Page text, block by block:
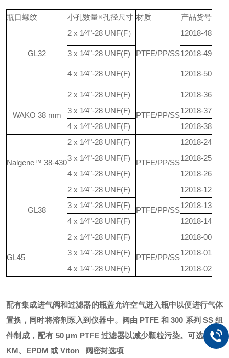
瓶口螺纹 小孔数量×孔径尺寸 材质 产品货号
GL32
2 x 1⁄4"-28 UNF(F）
PTFE/PP/SS
12018-48
3 x 1⁄4"-28 UNF(F) 12018-49
4 x 1⁄4"-28 UNF(F) 12018-50
WAKO 38 mm
2 x 1⁄4"-28 UNF(F)
PTFE/PP/SS
12018-36
3 x 1⁄4"-28 UNF(F)
12018-37
4 x 1⁄4"-28 UNF(F)
12018-38
Nalgene™ 38-430
2 x 1⁄4"-28 UNF(F)
PTFE/PP/SS
12018-24
3 x 1⁄4"-28 UNF(F)
12018-25
4 x 1⁄4"-28 UNF(F)
12018-26
GL38
2 x 1⁄4"-28 UNF(F)
PTFE/PP/SS
12018-12
3 x 1⁄4"-28 UNF(F)
12018-13
4 x 1⁄4"-28 UNF(F)
12018-14
GL45
2 x 1⁄4"-28 UNF(F)
PTFE/PP/SS
12018-00
3 x 1⁄4"-28 UNF(F)
12018-01
4 x 1⁄4"-28 UNF(F)
12018-02
配有集成进气阀和过滤器的瓶盖允许空气进入瓶中以便进行气体
置换，同时将溶剂泵入到仪器中。阀由 PTFE 和 300 系列 SS 组
件制成，配有 50 µm PTFE 过滤器以减少颗粒污染。可选择 FF
KM、EPDM 或 Viton 阀密封选项